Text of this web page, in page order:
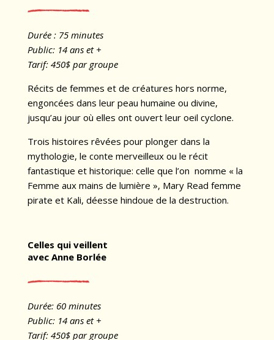
Durée : 75 minutes
Public: 14 ans et +
Tarif: 450$ par groupe
Récits de femmes et de créatures hors norme,
engoncées dans leur peau humaine ou divine,
jusqu’au jour où elles ont ouvert leur oeil cyclone.
Trois histoires rêvées pour plonger dans la
mythologie, le conte merveilleux ou le récit
fantastique et historique: celle que l’on nomme « la
Femme aux mains de lumière », Mary Read femme
pirate et Kali, déesse hindoue de la destruction.
Celles qui veillent
avec Anne Borlée
Durée: 60 minutes
Public: 14 ans et +
Tarif: 450$ par groupe